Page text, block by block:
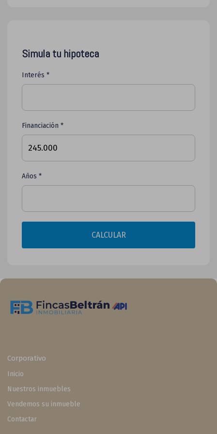
Simula tu hipoteca
Interés *
Financiación *
Años *
CALCULAR
Corporativo
Inicio
Nuestros inmuebles
Vendemos su inmueble
Contactar